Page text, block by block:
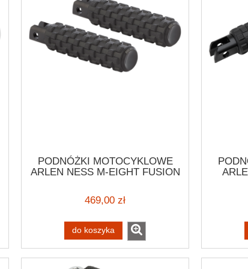
PODNÓŻKI MOTOCYKLOWE
ARLEN NESS M-EIGHT FUSION
STYLOWE PODNÓŻKI DLA
KIEROWCY HARLEY
469,00 zł
do koszyka